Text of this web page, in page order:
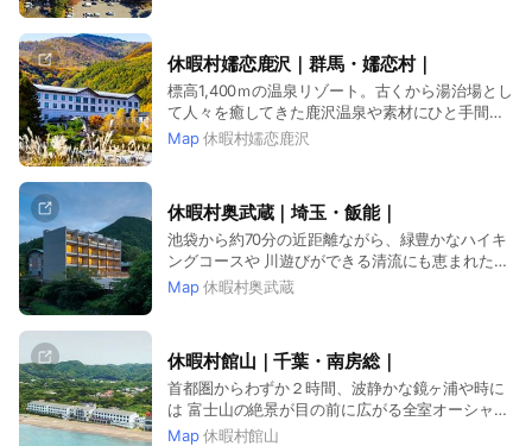
休暇村嬬恋鹿沢｜群馬・嬬恋村｜
標高1,400ｍの温泉リゾート。古くから湯治場とし
て人々を癒してきた鹿沢温泉や素材にひと手間加
えたこだわりビュッフェでカラダが勝手に深呼吸
Map 休暇村嬬恋鹿沢
休暇村奥武蔵｜埼玉・飯能｜
池袋から約70分の近距離ながら、緑豊かなハイキ
ングコースや 川遊びができる清流にも恵まれた、
自然とふれあえるリゾートです。
Map 休暇村奥武蔵
休暇村館山｜千葉・南房総｜
首都圏からわずか２時間、波静かな鏡ヶ浦や時に
は 富士山の絶景が目の前に広がる全室オーシャン
ビュー・天然温泉の宿
Map 休暇村館山